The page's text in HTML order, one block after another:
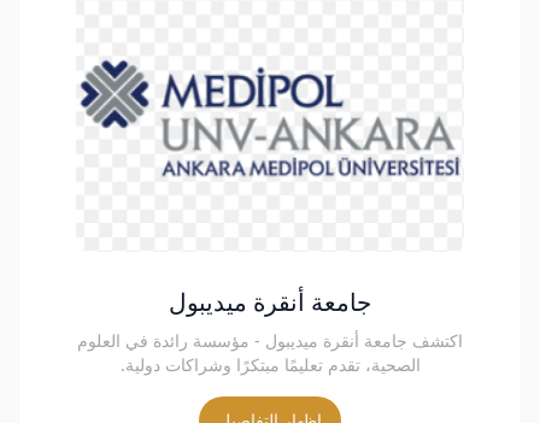
جامعة أنقرة ميديبول
اكتشف جامعة أنقرة ميديبول - مؤسسة رائدة في العلوم
الصحية، تقدم تعليمًا مبتكرًا وشراكات دولية.